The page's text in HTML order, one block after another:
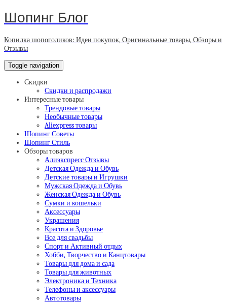
Шопинг Блог
Копилка шопоголиков: Идеи покупок, Оригинальные товары, Обзоры и
Отзывы
Toggle navigation
Скидки
Скидки и распродажи
Интересные товары
Трендовые товары
Необычные товары
Aliexpress товары
Шопинг Советы
Шопинг Стиль
Обзоры товаров
Алиэкспресс Отзывы
Детская Одежда и Обувь
Детские товары и Игрушки
Мужская Одежда и Обувь
Женская Одежда и Обувь
Сумки и кошельки
Аксессуары
Украшения
Красота и Здоровье
Все для свадьбы
Спорт и Активный отдых
Хобби, Творчество и Канцтовары
Товары для дома и сада
Товары для животных
Электроника и Техника
Телефоны и аксессуары
Автотовары